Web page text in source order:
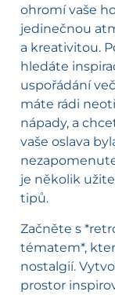
ohromí vaše
jedinečnou
a kreativitou.
hledáte
uspořádání
máte rádi
nápady, a
vaše oslava
je několik
tipů.
Začněte s
tématem*,
nostalgií.
prostor